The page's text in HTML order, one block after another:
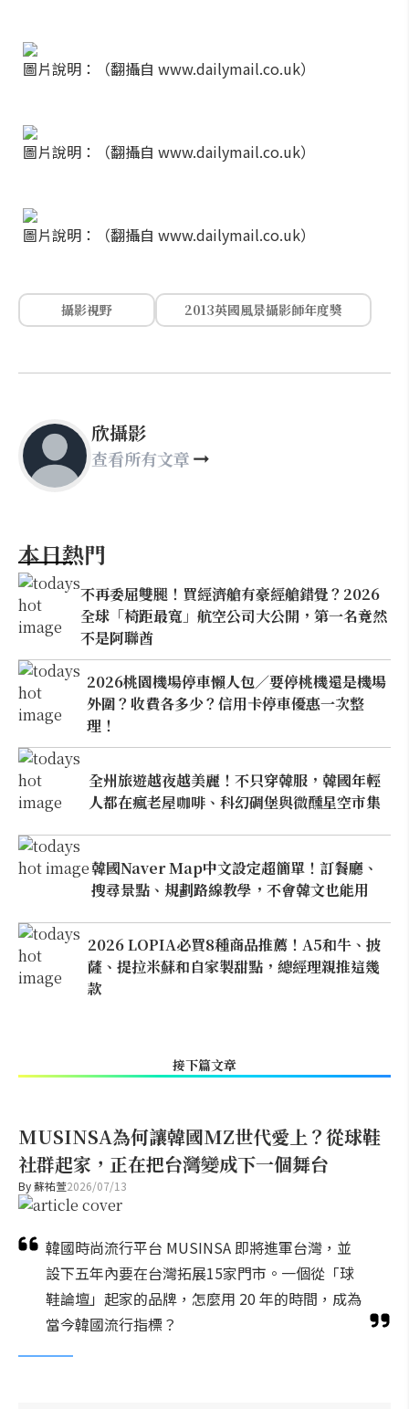
圖片說明：（翻攝自 www.dailymail.co.uk）
圖片說明：（翻攝自 www.dailymail.co.uk）
圖片說明：（翻攝自 www.dailymail.co.uk）
攝影視野 2013英國風景攝影師年度獎
欣攝影
查看所有文章
本日熱門
不再委屈雙腿！買經濟艙有豪經艙錯覺？2026
全球「椅距最寬」航空公司大公開，第一名竟然
不是阿聯酋
2026桃園機場停車懶人包／要停桃機還是機場
外圍？收費各多少？信用卡停車優惠一次整
理！
全州旅遊越夜越美麗！不只穿韓服，韓國年輕
人都在瘋老屋咖啡、科幻碉堡與微醺星空市集
韓國Naver Map中文設定超簡單！訂餐廳、
搜尋景點、規劃路線教學，不會韓文也能用
2026 LOPIA必買8種商品推薦！A5和牛、披
薩、提拉米蘇和自家製甜點，總經理親推這幾
款
接下篇文章
MUSINSA為何讓韓國MZ世代愛上？從球鞋
社群起家，正在把台灣變成下一個舞台
By蘇祐萱2026/07/13
韓國時尚流行平台 MUSINSA 即將進軍台灣，並
設下五年內要在台灣拓展15家門市。一個從「球
鞋論壇」起家的品牌，怎麼用 20 年的時間，成為
當今韓國流行指標？